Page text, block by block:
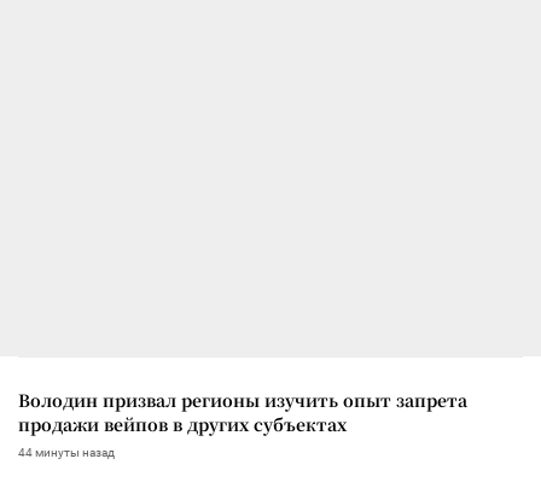
Володин призвал регионы изучить опыт запрета
продажи вейпов в других субъектах
44 минуты назад